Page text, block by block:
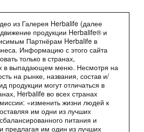
из Галерея Herbalife (далее
продукции Herbalife® и
Партнёрам Herbalife в
Информацию с этого сайта
только в странах,
в выпадающем меню. Несмотря на
на рынке, названия, состав и/
продукции могут отличаться в
Herbalife во всех странах
«изменить жизни людей к
им одни из лучших
питания и
предлагая им один из лучших
1 Вечерний Коктейль
24 часа